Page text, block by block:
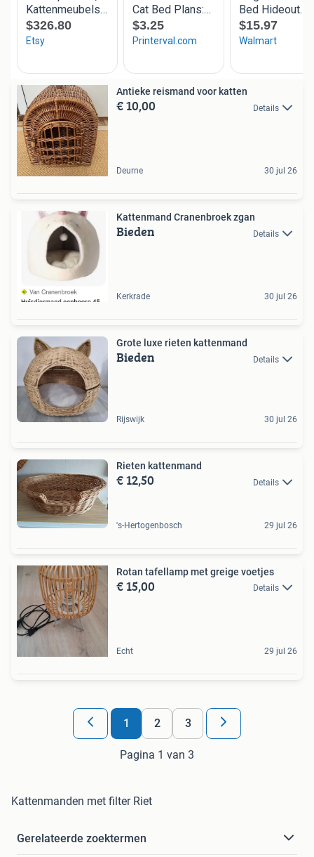
Antieke reismand voor katten
€ 10,00 Details
Deurne 30 jul 26
Kattenmand Cranenbroek zgan
Bieden Details
Kerkrade 30 jul 26
Grote luxe rieten kattenmand
Bieden Details
Rijswijk 30 jul 26
Rieten kattenmand
€ 12,50 Details
's-Hertogenbosch 29 jul 26
Rotan tafellamp met greige voetjes
€ 15,00 Details
Echt 29 jul 26
1 2 3
Pagina 1 van 3
Kattenmanden met filter Riet
Gerelateerde zoektermen